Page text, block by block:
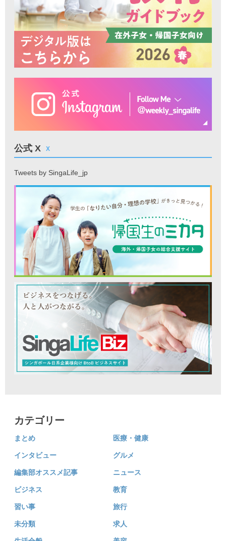
公式 X X
Tweets by SingaLife_jp
カテゴリー
まとめ 医療・健康
インタビュー グルメ
編集部オススメ記事 ニュース
ビジネス 教育
習い事 旅行
未分類 求人